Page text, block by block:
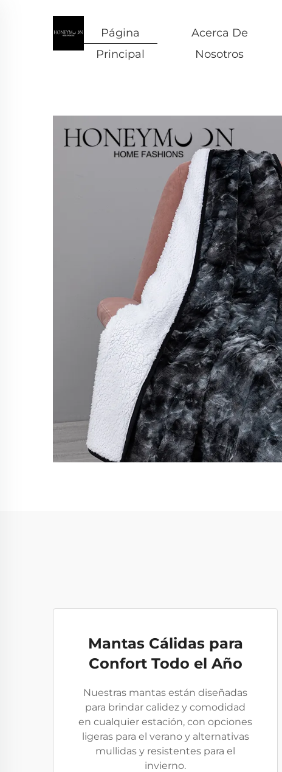
Página
Principal
Acerca De
Nosotros
Mantas Cálidas para
Confort Todo el Año
Nuestras mantas están diseñadas
para brindar calidez y comodidad
en cualquier estación, con opciones
ligeras para el verano y alternativas
mullidas y resistentes para el
invierno.